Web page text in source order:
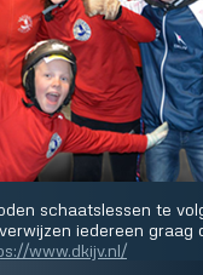
schaatslessen te
iedereen
www.dkijv.nl/